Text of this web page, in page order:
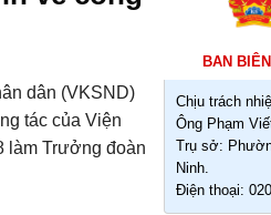
dân (VKSND)
tác của Viện
làm Trưởng đoàn
BAN
Chịu trách
Ông Phạm
Trụ sở:
Ninh.
Điện thoại: